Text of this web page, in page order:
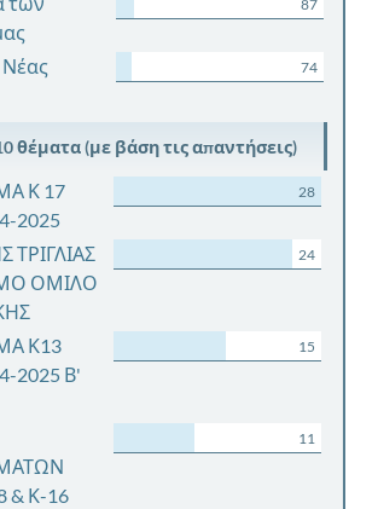
87
74
θέματα (με βάση τις απαντήσεις)
Κ 17
2025
28
ΤΡΙΓΛΙΑΣ
ΟΜΙΛΟ
24
Κ13
2025 Β'
15
& Κ-16
11